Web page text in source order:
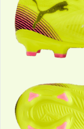
Die
Optionen
können
Produktseite
gewählt